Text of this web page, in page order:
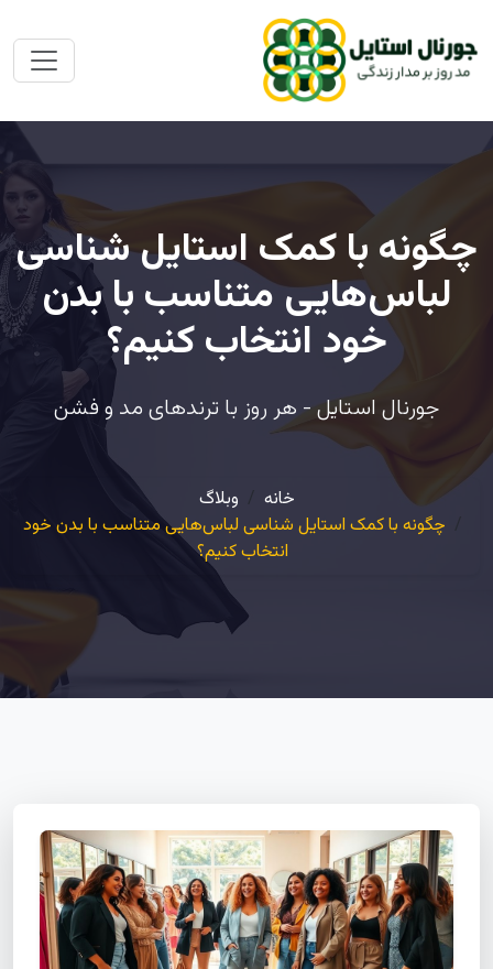
چگونه با کمک استایل شناسی
لباس‌هایی متناسب با بدن
خود انتخاب کنیم؟
جورنال استایل - هر روز با ترندهای مد و فشن
خانه
وبلاگ
چگونه با کمک استایل شناسی لباس‌هایی متناسب با بدن خود
انتخاب کنیم؟